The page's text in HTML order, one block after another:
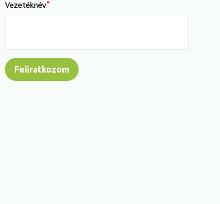
Vezetéknév